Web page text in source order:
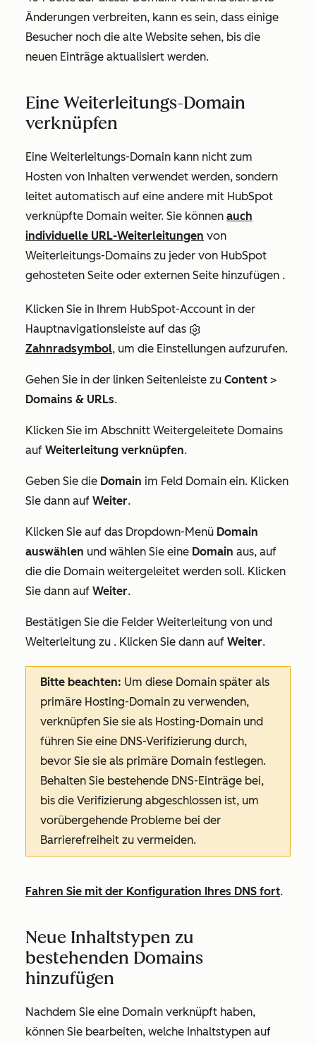
Änderungen verbreiten, kann es sein, dass einige
Besucher noch die alte Website sehen, bis die
neuen Einträge aktualisiert werden.
Eine Weiterleitungs-Domain
verknüpfen
Eine Weiterleitungs-Domain kann nicht zum
Hosten von Inhalten verwendet werden, sondern
leitet automatisch auf eine andere mit HubSpot
verknüpfte Domain weiter. Sie können auch
individuelle URL-Weiterleitungen von
Weiterleitungs-Domains zu jeder von HubSpot
gehosteten Seite oder externen Seite hinzufügen .
Klicken Sie in Ihrem HubSpot-Account in der
Hauptnavigationsleiste auf das
Zahnradsymbol, um die Einstellungen aufzurufen.
Gehen Sie in der linken Seitenleiste zu Content >
Domains & URLs.
Klicken Sie im Abschnitt Weitergeleitete Domains
auf Weiterleitung verknüpfen.
Geben Sie die Domain im Feld Domain ein. Klicken
Sie dann auf Weiter.
Klicken Sie auf das Dropdown-Menü Domain
auswählen und wählen Sie eine Domain aus, auf
die die Domain weitergeleitet werden soll. Klicken
Sie dann auf Weiter.
Bestätigen Sie die Felder Weiterleitung von und
Weiterleitung zu . Klicken Sie dann auf Weiter.
Bitte beachten: Um diese Domain später als
primäre Hosting-Domain zu verwenden,
verknüpfen Sie sie als Hosting-Domain und
führen Sie eine DNS-Verifizierung durch,
bevor Sie sie als primäre Domain festlegen.
Behalten Sie bestehende DNS-Einträge bei,
bis die Verifizierung abgeschlossen ist, um
vorübergehende Probleme bei der
Barrierefreiheit zu vermeiden.
Fahren Sie mit der Konfiguration Ihres DNS fort.
Neue Inhaltstypen zu
bestehenden Domains
hinzufügen
Nachdem Sie eine Domain verknüpft haben,
können Sie bearbeiten, welche Inhaltstypen auf